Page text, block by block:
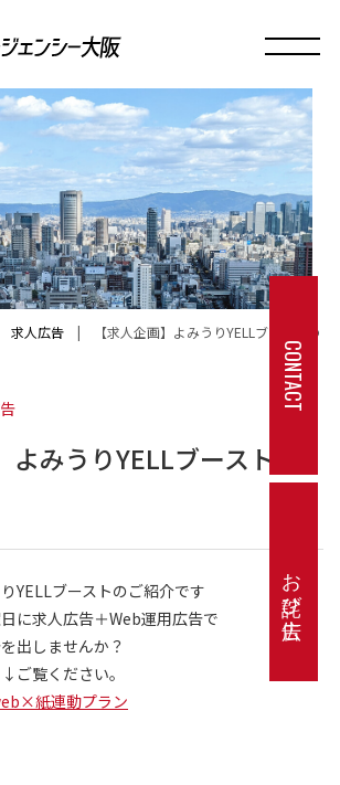
求人広告 |
【求人企画】よみうりYELLブーストの
よみうりYELLブーストの
YELLブーストのご紹介です
に求人広告＋Web運用広告で
出しませんか？
覧ください。
紙連動プラン
CONTACT
お詫び広告